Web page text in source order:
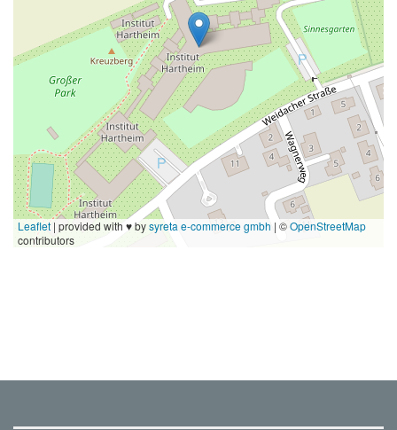
Leaflet | provided with ♥ bysyreta e-commerce gmbh | ©OpenStreetMap
contributors